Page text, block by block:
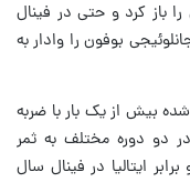
باز کرد و حتی در فینال
جانلوئیجی بوفون را وادار به
بیش از یک بار با ضربه
دو دوره مختلف به ثمر
مقابل سوئد در فینال سال ۱۹۵۸ و برابر ایتالیا در فینال سال